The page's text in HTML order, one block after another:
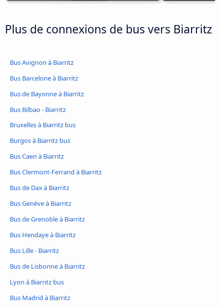
Plus de connexions de bus vers Biarritz
Bus Avignon à Biarritz
Bus Barcelone à Biarritz
Bus de Bayonne à Biarritz
Bus Bilbao - Biarritz
Bruxelles à Biarritz bus
Burgos à Biarritz bus
Bus Caen à Biarritz
Bus Clermont-Ferrand à Biarritz
Bus de Dax à Biarritz
Bus Genève à Biarritz
Bus de Grenoble à Biarritz
Bus Hendaye à Biarritz
Bus Lille - Biarritz
Bus de Lisbonne à Biarritz
Lyon à Biarritz bus
Bus Madrid à Biarritz